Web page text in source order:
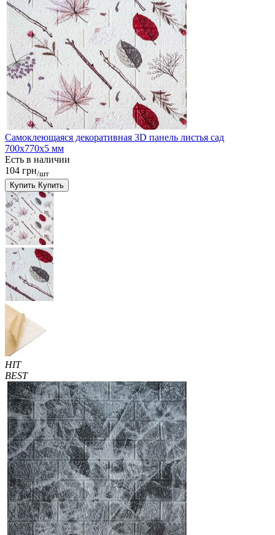
Самоклеющаяся декоративная 3D панель листья сад
700x770x5 мм
Есть в наличии
104 грн/шт
Купить Купить
HIT
BEST